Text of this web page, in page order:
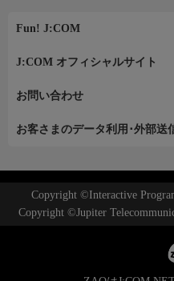
Fun! J:COM
J:COM オフィシャルサイト
お問い合わせ
お客さまのデータ利用･外部送
Copyright ©Interactive
Copyright ©Jupiter